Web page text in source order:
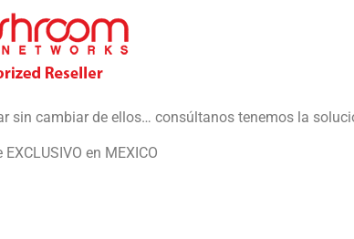
sin cambiar de ellos… consúltanos tenemos la
en MEXICO